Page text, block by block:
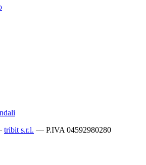
tribit s.r.l. — P.IVA 04592980280